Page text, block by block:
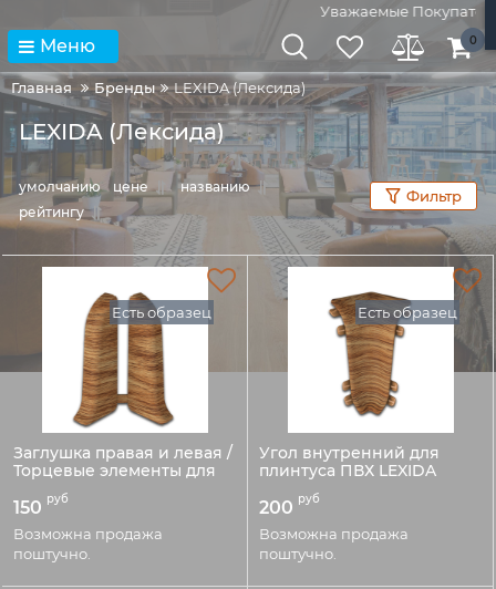
Уважаемые
Меню 0
Главная Бренды LEXIDA (Лексида)
LEXIDA (Лексида)
умолчанию цене
названию
рейтингу
Фильтр
Есть образец
Заглушка правая и левая /
Торцевые элементы для
плинтуса ПВХ LEXIDA
55мм
Код товара:
54143
150 руб
Возможна продажа
поштучно.
Есть образец
Угол внутренний для
плинтуса ПВХ LEXIDA
Код товара:
54141
200 руб
Возможна продажа
поштучно.